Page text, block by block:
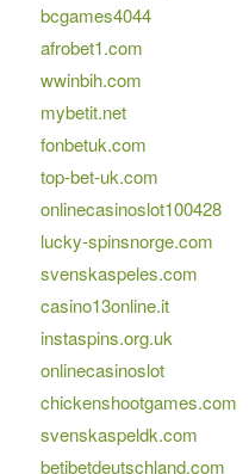
bcgames4044
afrobet1.com
wwinbih.com
mybetit.net
fonbetuk.com
top-bet-uk.com
onlinecasinoslot100428
lucky-spinsnorge.com
svenskaspeles.com
casino13online.it
instaspins.org.uk
onlinecasinoslot
chickenshootgames.com
svenskaspeldk.com
betibetdeutschland.com